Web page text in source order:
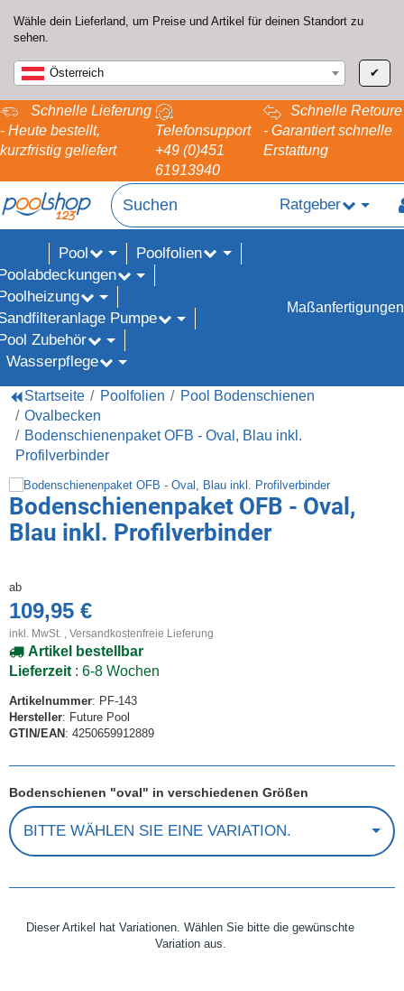
Wähle dein Lieferland, um Preise und Artikel für deinen Standort zu
sehen.
Österreich ✔
Schnelle Lieferung
- Heute bestellt,
kurzfristig geliefert
Telefonsupport
+49 (0)451
61913940
Schnelle Retoure
- Garantiert schnelle
Erstattung
Ratgeber
Pool
Poolfolien
Pumpe
Zubehör
Wasserpflege
Maßanfertigungen
Startseite Poolfolien
Pool Bodenschienen
Ovalbecken
Bodenschienenpaket OFB - Oval, Blau inkl.
Profilverbinder
Bodenschienenpaket OFB - Oval,
Blau inkl. Profilverbinder
ab
109,95 €
inkl. MwSt. , Versandkostenfreie Lieferung
Artikel bestellbar
Lieferzeit : 6-8 Wochen
Artikelnummer: PF-143
Hersteller: Future Pool
GTIN/EAN : 4250659912889
Bodenschienen "oval" in verschiedenen Größen
BITTE WÄHLEN SIE EINE VARIATION.
Dieser Artikel hat Variationen. Wählen Sie bitte die gewünschte
Variation aus.